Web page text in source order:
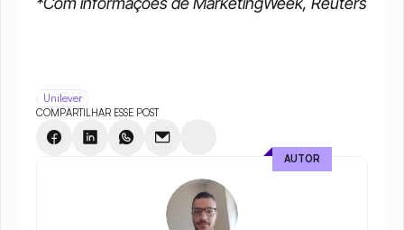
Unilever
COMPARTILHAR ESSE POST
AUTOR